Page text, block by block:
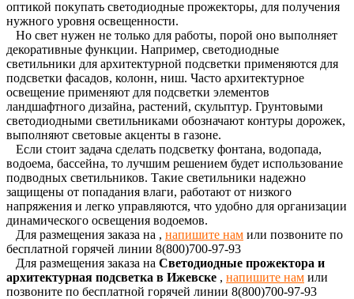
оптикой покупать светодиодные прожекторы, для получения
нужного уровня освещенности.
Но свет нужен не только для работы, порой оно выполняет
декоративные функции. Например, светодиодные
светильники для архитектурной подсветки применяются для
подсветки фасадов, колонн, ниш. Часто архитектурное
освещение применяют для подсветки элементов
ландшафтного дизайна, растений, скульптур. Грунтовыми
светодиодными светильниками обозначают контуры дорожек,
выполняют световые акценты в газоне.
Если стоит задача сделать подсветку фонтана, водопада,
водоема, бассейна, то лучшим решением будет использование
подводных светильников. Такие светильники надежно
защищены от попадания влаги, работают от низкого
напряжения и легко управляются, что удобно для организации
динамического освещения водоемов.
Для размещения заказа на , напишите нам или позвоните по
бесплатной горячей линии 8(800)700-97-93
Для размещения заказа на Светодиодные прожектора и
архитектурная подсветка в Ижевске , напишите нам или
позвоните по бесплатной горячей линии 8(800)700-97-93